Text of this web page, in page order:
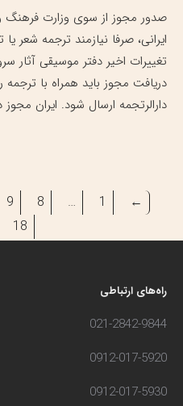
صدور مجوز از سوی وزارت فرهنگ
ایرانی، صرفا نیازمند ترجمه شعر
تغییرات اخیر دفتر موسیقی آثار
دریافت مجوز باید همراه با
دارالرتجمه ارسال شود. ایران مجوز
←
1
…
8
9
18
راه‌های ارتباطی
021-2842-9844
0912-017-5920
0912-017-5930